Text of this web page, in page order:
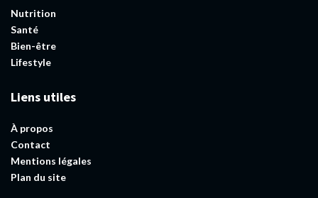
Nutrition
Santé
Bien-être
Lifestyle
Liens utiles
À propos
Contact
Mentions légales
Plan du site